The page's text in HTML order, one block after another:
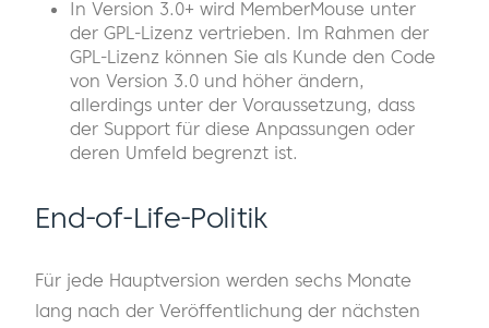
In Version 3.0+ wird MemberMouse unter
der GPL-Lizenz vertrieben. Im Rahmen der
GPL-Lizenz können Sie als Kunde den Code
von Version 3.0 und höher ändern,
allerdings unter der Voraussetzung, dass
der Support für diese Anpassungen oder
deren Umfeld begrenzt ist.
End-of-Life-Politik
Für jede Hauptversion werden sechs Monate
lang nach der Veröffentlichung der nächsten